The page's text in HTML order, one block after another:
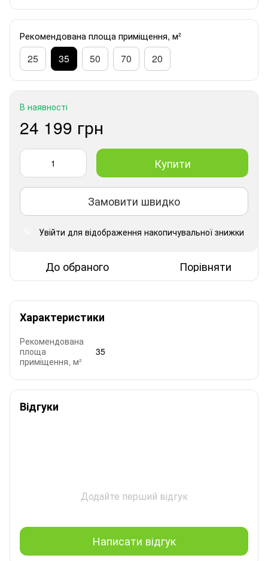
Рекомендована площа приміщення, м²
25 35 50 70 20
В наявності
24 199 грн
Купити
Замовити швидко
Увійти для відображення накопичувальної знижки
До обраного Порівняти
Характеристики
Рекомендована
площа
приміщення, м²
35
Відгуки
Додайте перший відгук
Написати відгук